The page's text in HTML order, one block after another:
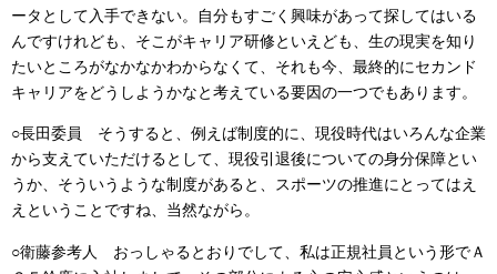
ータとして入手できない。自分もすごく興味があって探してはいる
んですけれども、そこがキャリア研修といえども、生の現実を知り
たいところがなかなかわからなくて、それも今、最終的にセカンド
キャリアをどうしようかなと考えている要因の一つでもあります。
○長田委員 そうすると、例えば制度的に、現役時代はいろんな企業
から支えていただけるとして、現役引退後についての身分保障とい
うか、そういうような制度があると、スポーツの推進にとってはえ
えということですね、当然ながら。
○衛藤参考人 おっしゃるとおりでして、私は正規社員という形でＡ